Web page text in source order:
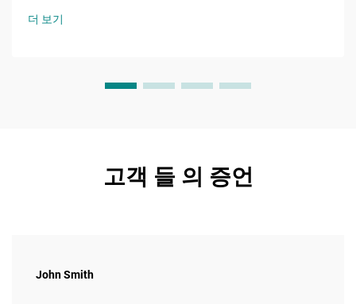
온도를 낮추어 우수한 내후성과 유연성을 제공한다.
더 보기
고객 들 의 증언
John Smith